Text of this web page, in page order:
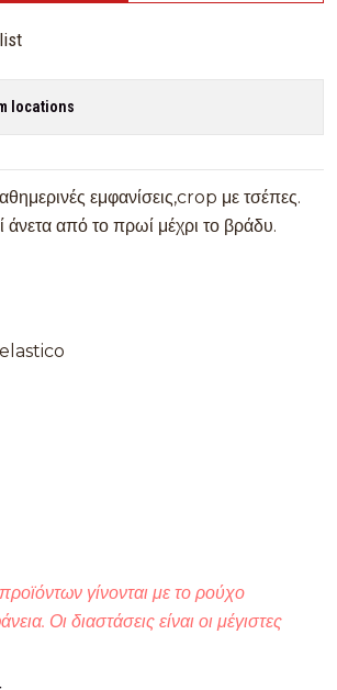
locations
εμφανίσεις,crop με τσέπες.
άνετα από το πρωί μέχρι το βράδυ.
γίνονται με το ρούχο
Οι διαστάσεις είναι οι μέγιστες